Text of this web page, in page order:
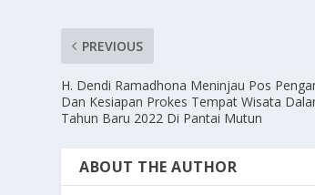
PREVIOUS
H. Dendi Ramadhona Meninjau Pos
Dan Kesiapan Prokes Tempat Wisata
Tahun Baru 2022 Di Pantai Mutun
ABOUT THE AUTHOR